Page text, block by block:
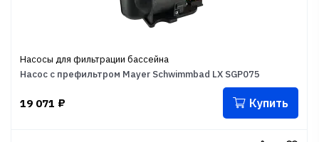
Насосы для фильтрации бассейна
Насос с префильтром Mayer Schwimmbad LX SGP075
19 071 ₽ Купить